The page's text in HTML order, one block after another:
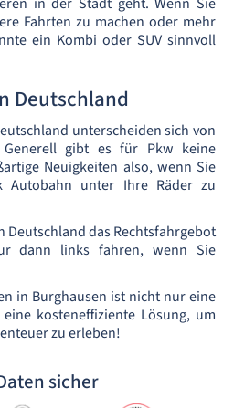
Fahrten zu machen oder mehr
ein Kombi oder SUV sinnvoll
Deutschland
unterscheiden sich von
gibt es für Pkw keine
Neuigkeiten also, wenn Sie
Autobahn unter Ihre Räder zu
Deutschland das Rechtsfahrgebot
dann links fahren, wenn Sie
in Burghausen ist nicht nur eine
kosteneffiziente Lösung, um
zu erleben!
sicher